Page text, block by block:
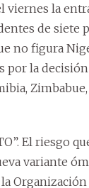
viernes la
de siete
no figura
por la
El riesgo
variante